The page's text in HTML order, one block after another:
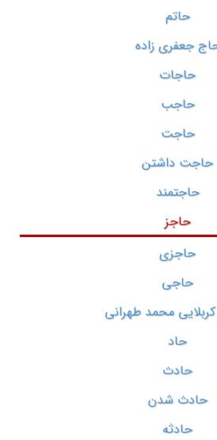
حاتم
جعفری زاده
حاجات
حاجب
حاجت
حاجت داشتن
حاجتمند
حاجز
حاجزی
حاجی
محمد طهرانی
حاد
حادث
حادث شدن
حادثه